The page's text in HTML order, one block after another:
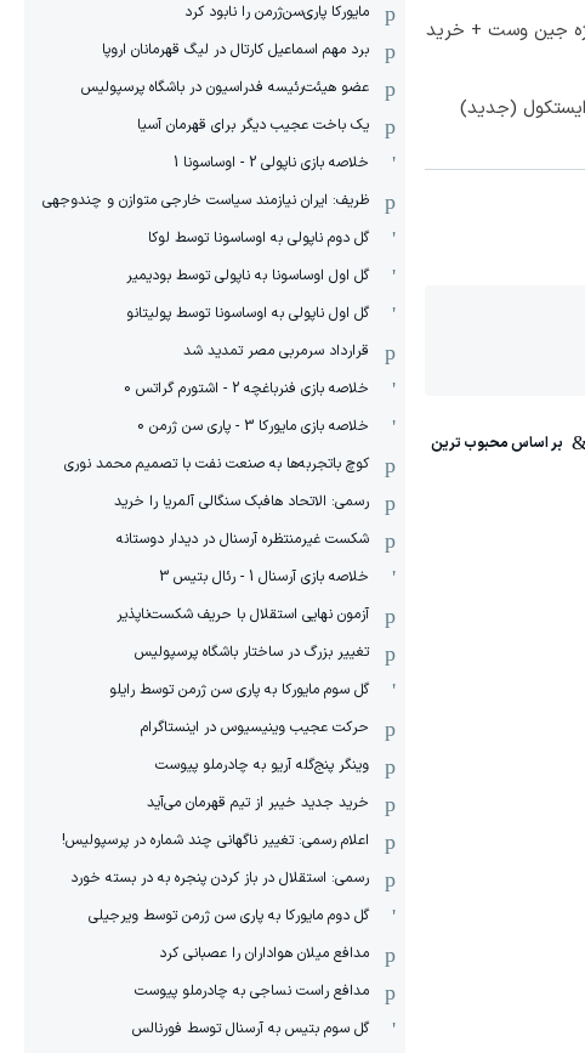
تا 60 درصد تخفیف ویژه جین وست + خرید
مایورکا پاری‌سن‌ژرمن را نابود کرد
برد مهم اسماعیل کارتال در لیگ قهرمانان اروپا
عضو هیئت‌رئیسه فدراسیون در باشگاه پرسپولیس
یک باخت عجیب دیگر برای قهرمان آسیا
خلاصه بازی ناپولی 2 - اوساسونا 1
ظریف: ایران نیازمند سیاست خارجی متوازن و چندوجهی
گل دوم ناپولی به اوساسونا توسط لوکا
گل اول اوساسونا به ناپولی توسط بودیمیر
گل اول ناپولی به اوساسونا توسط پولیتانو
قرارداد سرمربی مصر تمدید شد
خلاصه بازی فنرباغچه 2 - اشتورم گراتس 0
خلاصه بازی مایورکا 3 - پاری سن ژرمن 0
کوچ باتجربه‌ها به صنعت نفت با تصمیم محمد نوری
رسمی: الاتحاد هافبک سنگالی آلمریا را خرید
شکست غیرمنتظره آرسنال در دیدار دوستانه
خلاصه بازی آرسنال 1 - رئال بتیس 3
آزمون نهایی استقلال با حریف شکست‌ناپذیر
تغییر بزرگ در ساختار باشگاه پرسپولیس
گل سوم مایورکا به پاری سن ژرمن توسط رایلو
حرکت عجیب وینیسیوس در اینستاگرام
وینگر پنج‌گله آریو به چادرملو پیوست
خرید جدید خیبر از تیم قهرمان می‌آید
اعلام رسمی: تغییر ناگهانی چند شماره در پرسپولیس!
رسمی: استقلال در باز کردن پنجره به در بسته خورد
گل دوم مایورکا به پاری سن ژرمن توسط ویرجیلی
مدافع میلان هواداران را عصبانی کرد
مدافع راست نساجی به چادرملو پیوست
گل سوم بتیس به آرسنال توسط فورنالس